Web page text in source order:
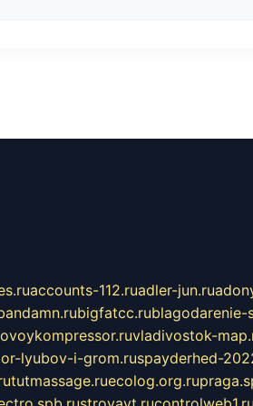
accounts-112.ruadler-jun.ru
bigfatcc.rublagodarenie-
vladivostok-
lyubov-i-grom.ruspayderhed-
tutmassage.ruecolog.org.ru